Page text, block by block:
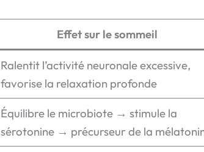
Effet sur le sommeil
Ralentit l’activité neuronale excessive,
favorise la relaxation profonde
Équilibre le microbiote → stimule la
sérotonine → précurseur de la